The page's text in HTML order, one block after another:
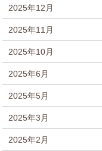
2025年12月
2025年11月
2025年10月
2025年6月
2025年5月
2025年3月
2025年2月